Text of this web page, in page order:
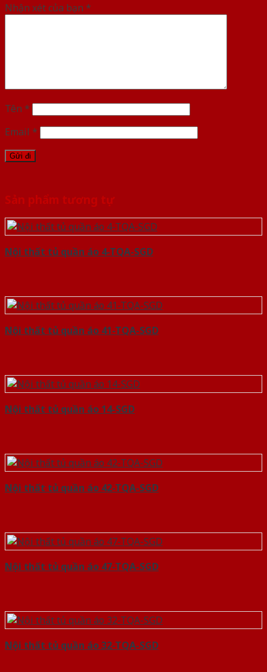
Nhận xét của bạn *
Tên *
Email *
Sản phẩm tương tự
Nội thất tủ quần áo 4-TQA-SGD
Nội thất tủ quần áo 41-TQA-SGD
Nội thất tủ quần áo 14-SGD
Nội thất tủ quần áo 42-TQA-SGD
Nội thất tủ quần áo 47-TQA-SGD
Nội thất tủ quần áo 32-TQA-SGD